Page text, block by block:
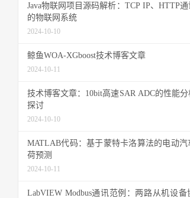
Java物联网项目源码解析：TCP IP、HTTP
的物联网系统
2024-10-10
鲸鱼WOA-XGboost技术博客文章
2024-10-11
技术博客文章：10bit高速SAR ADC的性能
探讨
2024-10-10
MATLAB代码：基于蒙特卡洛算法的电动汽
荷预测
2024-10-11
LabVIEW Modbus通讯范例：两路从机设备